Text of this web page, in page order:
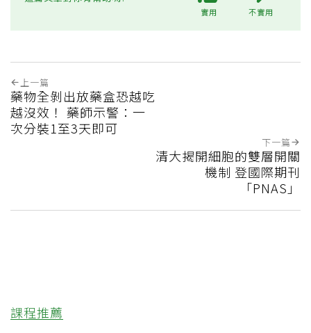
實用 不實用
上一篇
藥物全剝出放藥盒恐越吃
越沒效！ 藥師示警：一
次分裝1至3天即可
下一篇
清大揭開細胞的雙層開關
機制 登國際期刊
「PNAS」
課程推薦